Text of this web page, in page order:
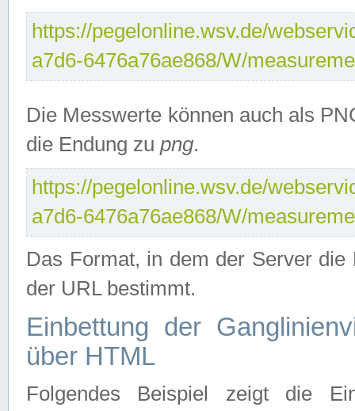
https://pegelonline.wsv.de/
a7d6-6476a76ae868/W/
Die Messwerte können auch als
die Endung zu png.
https://pegelonline.wsv.de/
a7d6-6476a76ae868/W/
Das Format, in dem der Server
der URL bestimmt.
Einbettung der
über HTML
Folgendes Beispiel zeigt die